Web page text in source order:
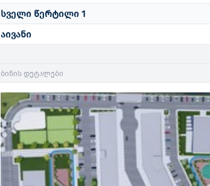
სველი წერტილი 1
აივანი
ბინის დეტალები